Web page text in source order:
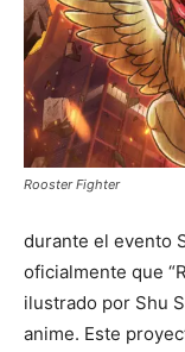
Rooster Fighter
durante el evento
oficialmente que
ilustrado por Shu
anime. Este